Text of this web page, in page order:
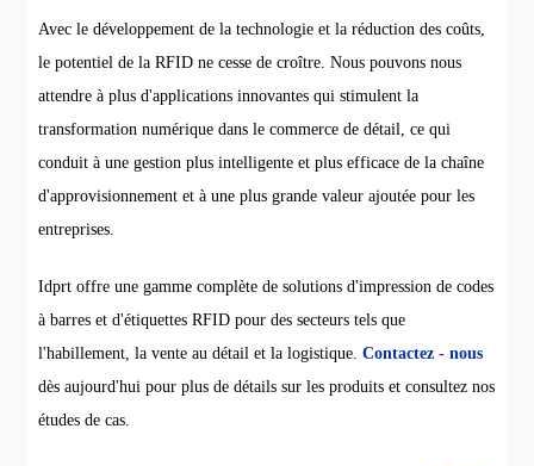
Avec le développement de la technologie et la réduction des coûts,
le potentiel de la RFID ne cesse de croître. Nous pouvons nous
attendre à plus d'applications innovantes qui stimulent la
transformation numérique dans le commerce de détail, ce qui
conduit à une gestion plus intelligente et plus efficace de la chaîne
d'approvisionnement et à une plus grande valeur ajoutée pour les
entreprises.
Idprt offre une gamme complète de solutions d'impression de codes
à barres et d'étiquettes RFID pour des secteurs tels que
l'habillement, la vente au détail et la logistique.Contactez - nous
dès aujourd'hui pour plus de détails sur les produits et consultez nos
études de cas.